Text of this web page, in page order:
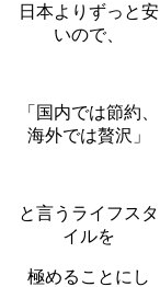
日本よりずっと安
いので、
「国内では節約、
海外では贅沢」
と言うライフスタ
イルを
極めることにし